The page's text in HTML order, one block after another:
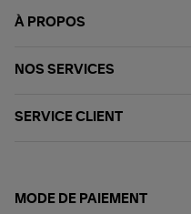
À PROPOS
NOS SERVICES
SERVICE CLIENT
MODE DE PAIEMENT